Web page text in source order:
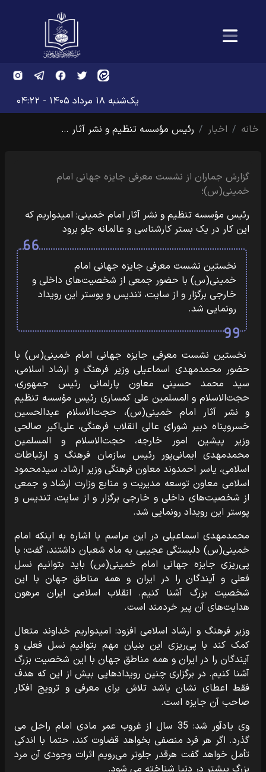
یک‌شنبه ۱۸ مرداد ۱۴۰۵ - ۰۴:۲۲
خانه
اخبار رئیس مؤسسه تنظیم و نشر آثار …
گزارش جماران از نشست معرفی جایزه جهانی امام
خمینی(س)؛
رئیس مؤسسه تنظیم و نشر آثار امام خمینی: امیدواریم که
این کار در یک بستر کارشناسی و عالمانه جلو برود
نخستین نشست معرفی جایزه جهانی امام
خمینی(س) با حضور جمعی از شخصیت‌های داخلی و
خارجی برگزار و از سایت، تندیس و پوستر این رویداد
رونمایی شد.
نخستین نشست معرفی جایزه جهانی امام خمینی(س) با
حضور محمدمهدی اسماعیلی وزیر فرهنگ و ارشاد اسلامی،
سید محمد حسینی معاون پارلمانی رئیس جمهوری،
حجت‌الاسلام و المسلمین علی کمساری رئیس مؤسسه تنظیم
و نشر آثار امام خمینی(س)، حجت‌الاسلام عبدالحسین
خسروپناه دبیر شورای‌ عالی انقلاب فرهنگی، علی‌اکبر صالحی
وزیر پیشین امور خارجه، حجت‌الاسلام و المسلمین
محمدمهدی ایمانی‌پور رئیس سازمان فرهنگ و ارتباطات
اسلامی، یاسر احمدوند معاون فرهنگی وزیر ارشاد، سیدمحمود
اسلامی معاون توسعه مدیریت و منابع وزارت ارشاد و جمعی
از شخصیت‌های داخلی و خارجی برگزار و از سایت، تندیس و
پوستر این رویداد رونمایی شد.
محمدمهدی اسماعیلی در این مراسم با اشاره به اینکه امام
خمینی(س) دلبستگی عجیبی به ماه شعبان داشتند، گفت: با
پی‌ریزی جایزه جهانی امام خمینی(س) باید بتوانیم نسل
فعلی و آیندگان را در ایران و همه مناطق جهان با این
شخصیت بزرگ آشنا کنیم. انقلاب اسلامی ایران مرهون
هدایت‌های آن پیر خردمند است.
وزیر فرهنگ و ارشاد اسلامی افزود: امیدواریم خداوند متعال
کمک کند با پی‌ریزی این بنیان مهم بتوانیم نسل فعلی و
آیندگان را در ایران و همه مناطق جهان با این شخصیت بزرگ
آشنا کنیم. در برگزاری چنین رویدادهایی بیش از این که هدف
فقط اعطای نشان باشد تلاش برای معرفی و ترویج افکار
صاحب آن جایزه است.
وی یادآور شد: 35 سال از غروب عمر مادی امام راحل می
گذرد. اگر هر فرد منصفی بخواهد قضاوت کند، حتما با اندکی
تأمل خواهد گفت هرقدر جلوتر می‌رویم اثرات وجودی آن مرد
بزرگ بیشتر در دنیا شناخته می شود.